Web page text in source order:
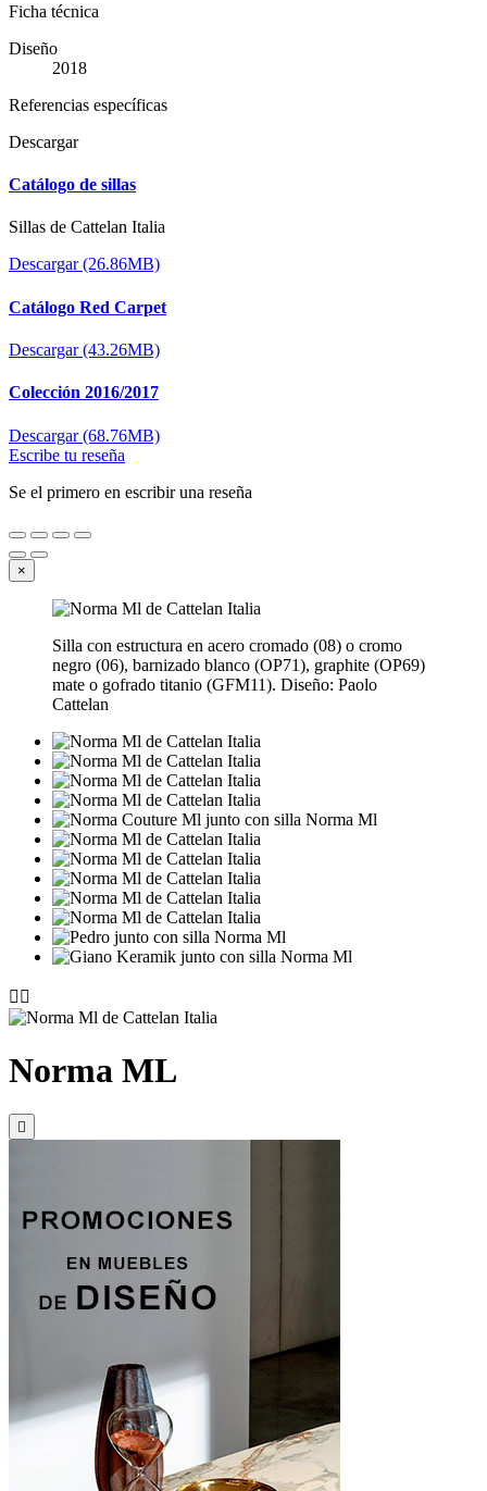
Ficha técnica
Diseño
2018
Referencias específicas
Descargar
Catálogo de sillas
Sillas de Cattelan Italia
Descargar (26.86MB)
Catálogo Red Carpet
Descargar (43.26MB)
Colección 2016/2017
Descargar (68.76MB)
Escribe tu reseña
Se el primero en escribir una reseña
×
Silla con estructura en acero cromado (08) o cromo
negro (06), barnizado blanco (OP71), graphite (OP69)
mate o gofrado titanio (GFM11). Diseño: Paolo
Cattelan
 
Norma ML
